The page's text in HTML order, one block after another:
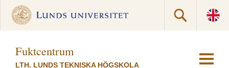
Fuktcentrum
LTH, LUNDS TEKNISKA HÖGSKOLA